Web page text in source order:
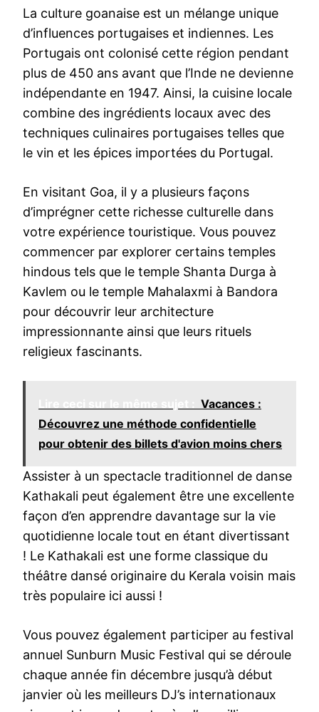
La culture goanaise est un mélange unique
d’influences portugaises et indiennes. Les
Portugais ont colonisé cette région pendant
plus de 450 ans avant que l’Inde ne devienne
indépendante en 1947. Ainsi, la cuisine locale
combine des ingrédients locaux avec des
techniques culinaires portugaises telles que
le vin et les épices importées du Portugal.
En visitant Goa, il y a plusieurs façons
d’imprégner cette richesse culturelle dans
votre expérience touristique. Vous pouvez
commencer par explorer certains temples
hindous tels que le temple Shanta Durga à
Kavlem ou le temple Mahalaxmi à Bandora
pour découvrir leur architecture
impressionnante ainsi que leurs rituels
religieux fascinants.
Vacances :
Découvrez une méthode confidentielle
pour obtenir des billets d'avion moins chers
Assister à un spectacle traditionnel de danse
Kathakali peut également être une excellente
façon d’en apprendre davantage sur la vie
quotidienne locale tout en étant divertissant
! Le Kathakali est une forme classique du
théâtre dansé originaire du Kerala voisin mais
très populaire ici aussi !
Vous pouvez également participer au festival
annuel Sunburn Music Festival qui se déroule
chaque année fin décembre jusqu’à début
janvier où les meilleurs DJ’s internationaux